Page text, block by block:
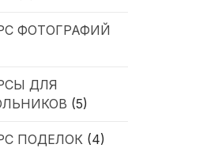
ФОТОГРАФИЙ
ДЛЯ
(5)
ПОДЕЛОК (4)